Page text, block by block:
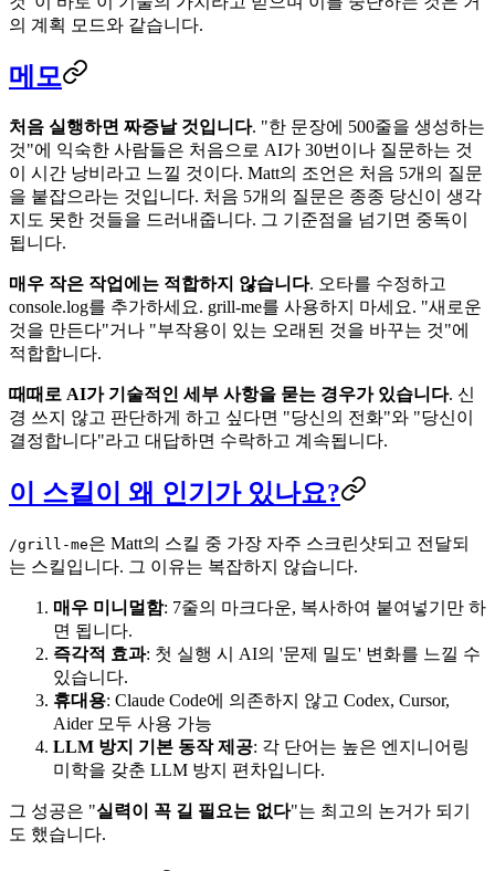
의 계획 모드와 같습니다.
메모
처음 실행하면 짜증날 것입니다. "한 문장에 500줄을 생성하는
것"에 익숙한 사람들은 처음으로 AI가 30번이나 질문하는 것
이 시간 낭비라고 느낄 것이다. Matt의 조언은 처음 5개의 질문
을 붙잡으라는 것입니다. 처음 5개의 질문은 종종 당신이 생각
지도 못한 것들을 드러내줍니다. 그 기준점을 넘기면 중독이
됩니다.
매우 작은 작업에는 적합하지 않습니다. 오타를 수정하고
console.log를 추가하세요. grill-me를 사용하지 마세요. "새로운
것을 만든다"거나 "부작용이 있는 오래된 것을 바꾸는 것"에
적합합니다.
때때로 AI가 기술적인 세부 사항을 묻는 경우가 있습니다. 신
경 쓰지 않고 판단하게 하고 싶다면 "당신의 전화"와 "당신이
결정합니다"라고 대답하면 수락하고 계속됩니다.
이 스킬이 왜 인기가 있나요?
/grill-me은 Matt의 스킬 중 가장 자주 스크린샷되고 전달되
는 스킬입니다. 그 이유는 복잡하지 않습니다.
매우 미니멀함: 7줄의 마크다운, 복사하여 붙여넣기만 하
면 됩니다.
즉각적 효과: 첫 실행 시 AI의 '문제 밀도' 변화를 느낄 수
있습니다.
휴대용: Claude Code에 의존하지 않고 Codex, Cursor,
Aider 모두 사용 가능
LLM 방지 기본 동작 제공: 각 단어는 높은 엔지니어링
미학을 갖춘 LLM 방지 편차입니다.
그 성공은 "실력이 꼭 길 필요는 없다"는 최고의 논거가 되기
도 했습니다.